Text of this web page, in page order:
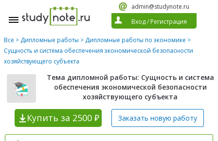
admin@studynote.ru
Вход/ Регистрация
Все > Дипломные работы > Дипломные работы по экономике >
Сущность и система обеспечения экономической безопасности
хозяйствующего субъекта
Тема дипломной работы: Сущность и система
обеспечения экономической безопасности
хозяйствующего субъекта
Купить за 2500 ₽ Заказать новую работу